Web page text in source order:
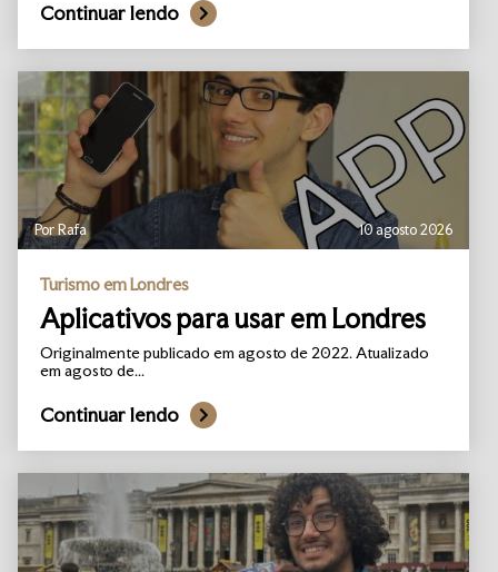
Continuar lendo
Por Rafa 10 agosto 2026
Turismo em Londres
Aplicativos para usar em Londres
Originalmente publicado em agosto de 2022. Atualizado
em agosto de...
Continuar lendo